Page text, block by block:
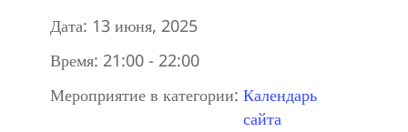
Дата: 13 июня, 2025
Время: 21:00 - 22:00
Мероприятие в категории: Календарь
сайта